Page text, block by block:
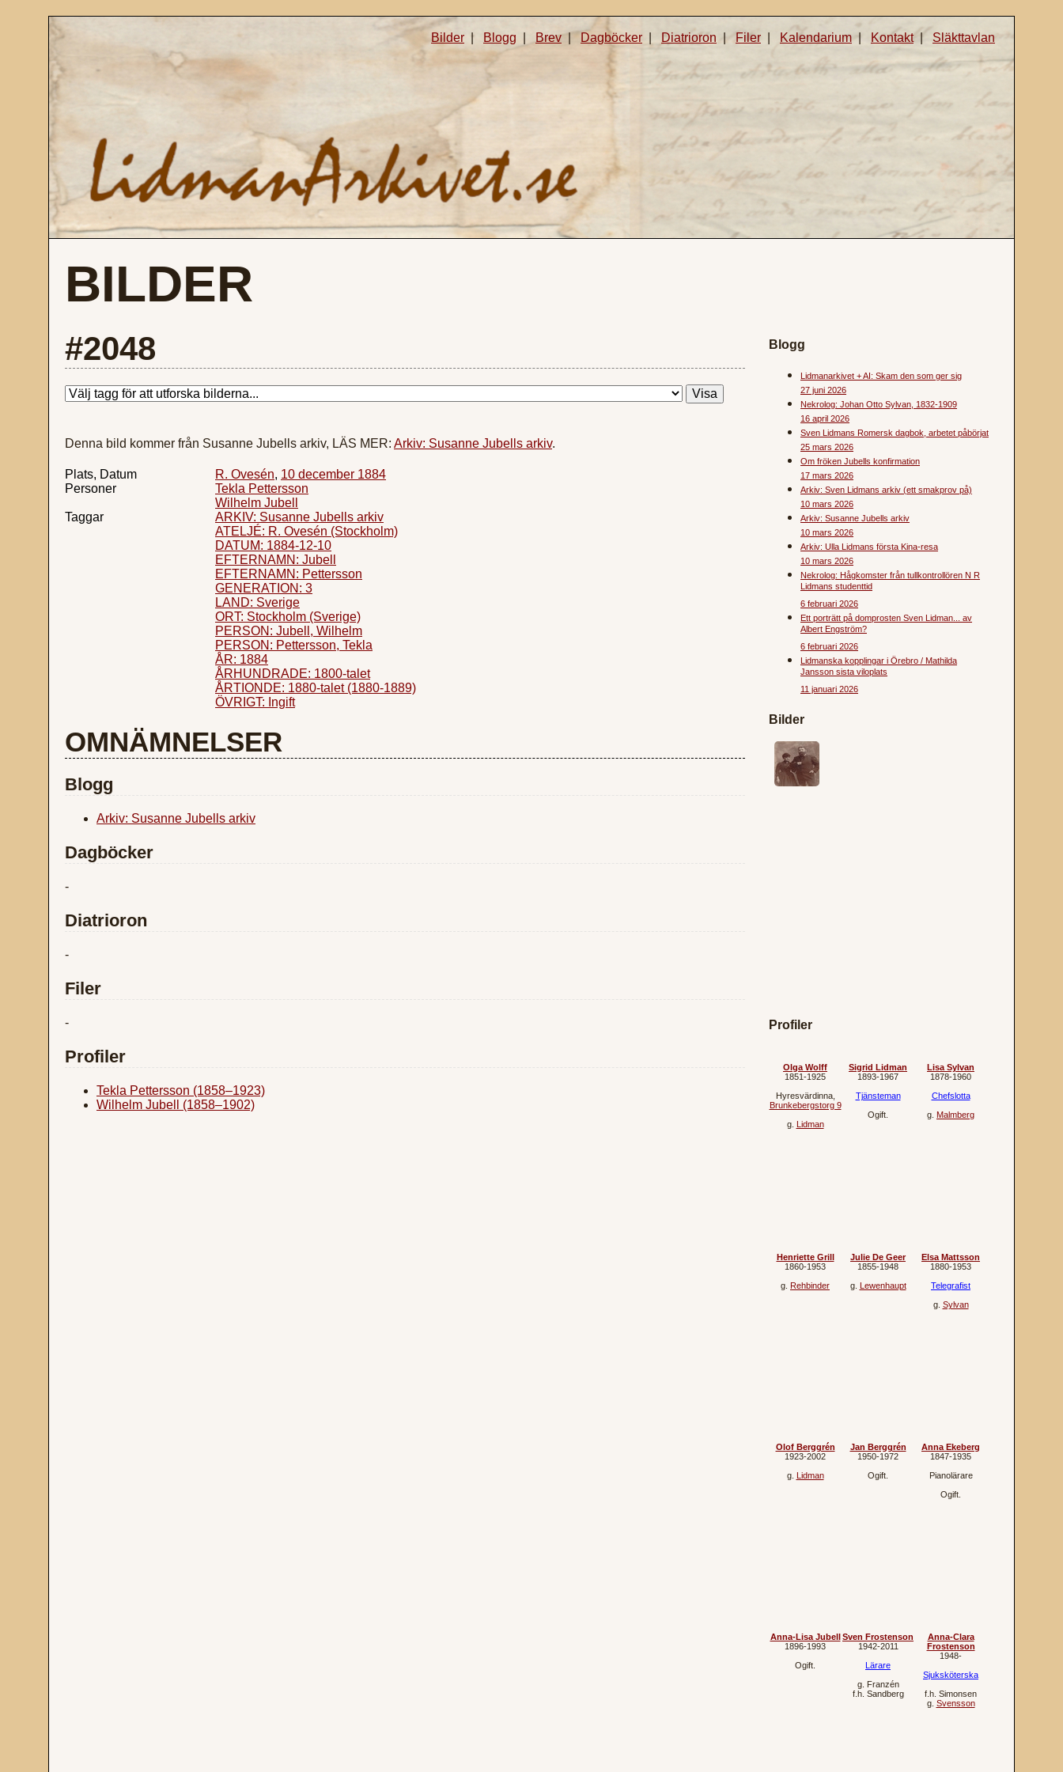
Bilder | Blogg Brev| Dagböcker Diatrioron | Filer Kalendarium | Kontakt| Släkttavlan
BILDER
#2048
Denna bild kommer från Susanne Jubells arkiv, LÄS MER: Arkiv: Susanne Jubells arkiv.
Plats, Datum R. Ovesén, 10 december 1884
Personer
Tekla Pettersson
Wilhelm Jubell
Taggar
ARKIV: Susanne Jubells arkiv
ATELJÉ: R. Ovesén (Stockholm)
DATUM: 1884-12-10
EFTERNAMN: Jubell
EFTERNAMN: Pettersson
GENERATION: 3
LAND: Sverige
ORT: Stockholm (Sverige)
PERSON: Jubell, Wilhelm
PERSON: Pettersson, Tekla
ÅR: 1884
ÅRHUNDRADE: 1800-talet
ÅRTIONDE: 1880-talet (1880-1889)
ÖVRIGT: Ingift
OMNÄMNELSER
Blogg
Arkiv: Susanne Jubells arkiv
Dagböcker
-
Diatrioron
-
Filer
-
Profiler
Tekla Pettersson (1858–1923)
Wilhelm Jubell (1858–1902)
Blogg
Lidmanarkivet + AI: Skam den som ger sig
27 juni 2026
Nekrolog: Johan Otto Sylvan, 1832-1909
16 april 2026
Sven Lidmans Romersk dagbok, arbetet påbörjat
25 mars 2026
Om fröken Jubells konfirmation
17 mars 2026
Arkiv: Sven Lidmans arkiv (ett smakprov på)
10 mars 2026
Arkiv: Susanne Jubells arkiv
10 mars 2026
Arkiv: Ulla Lidmans första Kina-resa
10 mars 2026
Nekrolog: Hågkomster från tullkontrollören N R
Lidmans studenttid
6 februari 2026
Ett porträtt på domprosten Sven Lidman... av
Albert Engström?
6 februari 2026
Lidmanska kopplingar i Örebro / Mathilda
Jansson sista viloplats
11 januari 2026
Bilder
Profiler
Olga Wolff
1851‐1925
Hyresvärdinna,
Brunkebergstorg 9
g. Lidman
Sigrid Lidman
1893‐1967
Tjänsteman
Ogift.
Lisa Sylvan
1878‐1960
Chefslotta
g. Malmberg
Henriette Grill
1860‐1953
g. Rehbinder
Julie De Geer
1855‐1948
g. Lewenhaupt
Elsa Mattsson
1880‐1953
Telegrafist
g. Sylvan
Olof Berggrén
1923‐2002
g. Lidman
Jan Berggrén
1950‐1972
Ogift.
Anna Ekeberg
1847‐1935
Pianolärare
Ogift.
Anna-Lisa Jubell
1896‐1993
Ogift.
Sven Frostenson
1942‐2011
Lärare
g. Franzén
f.h. Sandberg
Anna-Clara
Frostenson
1948‐
Sjuksköterska
f.h. Simonsen
g. Svensson